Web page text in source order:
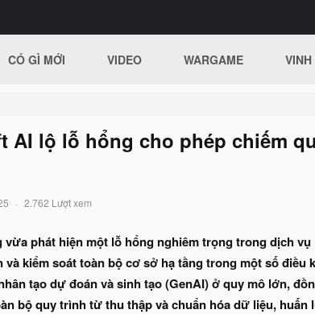
CÓ GÌ MỚI VIDEO WARGAME
AI lộ lỗ hổng cho phép chiếm
2.762 Lượt xem
vừa phát hiện một lỗ hổng nghiêm trọng trong dịch
và kiểm soát toàn bộ cơ sở hạ tầng trong một số điều
tạo dự đoán và sinh tạo (GenAI) ở quy mô lớn,
bộ quy trình từ thu thập và chuẩn hóa dữ liệu,